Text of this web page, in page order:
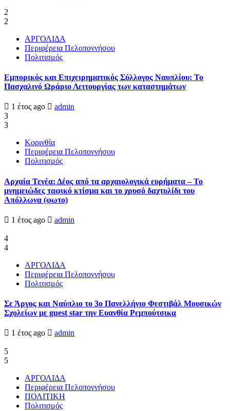
2
2
ΑΡΓΟΛΙΔΑ
Περιφέρεια Πελοποννήσου
Πολιτισμός
Εμπορικός και Επιχειρηματικός Σύλλογος Ναυπλίου: Το
Πασχαλινό Ωράριο Λειτουργίας των καταστημάτων
1 έτος ago
admin
3
3
Κορινθία
Περιφέρεια Πελοποννήσου
Πολιτισμός
Αρχαία Τενέα: Δέος από τα αρχαιολογικά ευρήματα – Το
μνημειώδες ταφικό κτίσμα και το χρυσό δαχτυλίδι του
Απόλλωνα (φωτο)
1 έτος ago admin
4
4
ΑΡΓΟΛΙΔΑ
Περιφέρεια Πελοποννήσου
Πολιτισμός
Σε Άργος και Ναύπλιο το 3ο Πανελλήνιο Φεστιβάλ Μουσικών
Σχολείων με guest star την Ευανθία Ρεμπούτσικα
1 έτος ago admin
5
5
ΑΡΓΟΛΙΔΑ
Περιφέρεια Πελοποννήσου
ΠΟΛΙΤΙΚΗ
Πολιτισμός